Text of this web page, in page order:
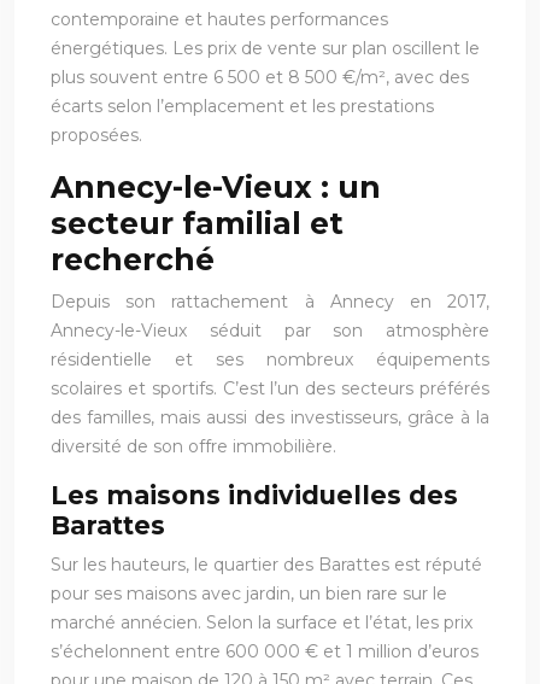
contemporaine et hautes performances
énergétiques. Les prix de vente sur plan oscillent le
plus souvent entre 6 500 et 8 500 €/m², avec des
écarts selon l’emplacement et les prestations
proposées.
Annecy-le-Vieux : un
secteur familial et
recherché
Depuis son rattachement à Annecy en 2017,
Annecy-le-Vieux séduit par son atmosphère
résidentielle et ses nombreux équipements
scolaires et sportifs. C’est l’un des secteurs préférés
des familles, mais aussi des investisseurs, grâce à la
diversité de son offre immobilière.
Les maisons individuelles des
Barattes
Sur les hauteurs, le quartier des Barattes est réputé
pour ses maisons avec jardin, un bien rare sur le
marché annécien. Selon la surface et l’état, les prix
s’échelonnent entre 600 000 € et 1 million d’euros